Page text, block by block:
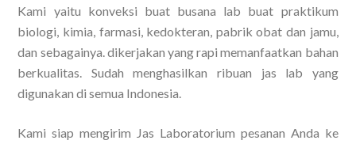
Kami yaitu konveksi buat busana lab buat praktikum
biologi, kimia, farmasi, kedokteran, pabrik obat dan jamu,
dan sebagainya. dikerjakan yang rapi memanfaatkan bahan
berkualitas. Sudah menghasilkan ribuan jas lab yang
digunakan di semua Indonesia.
Kami siap mengirim Jas Laboratorium pesanan Anda ke